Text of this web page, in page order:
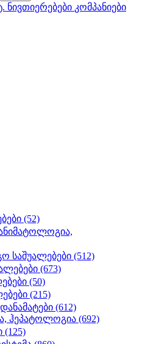
ნივთიერებები კომპანიები
(52)
საშუალებები (512)
(673)
(50)
(215)
(612)
ჰეპატოლოგია (692)
(125)